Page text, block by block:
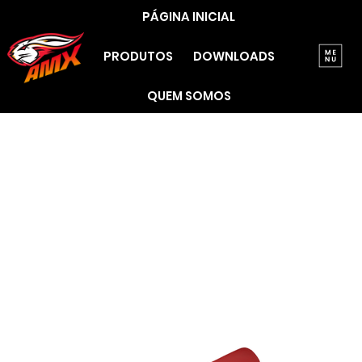
PÁGINA INICIAL
PRODUTOS DOWNLOADS
QUEM SOMOS